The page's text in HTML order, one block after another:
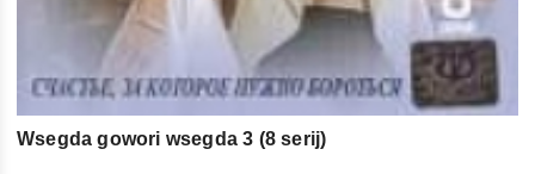
Wsegda gowori wsegda 3 (8 serij)